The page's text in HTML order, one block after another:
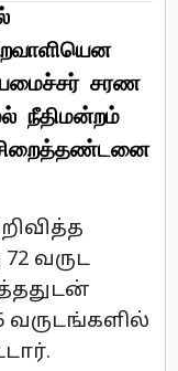
சரண
நீதிமன்றம்
சிறைத்தண்டனை
வருட